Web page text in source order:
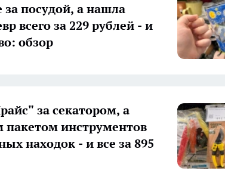
посудой, а нашла
всего за 229 рублей - и
обзор
за секатором, а
инструментов
находок - и все за 895